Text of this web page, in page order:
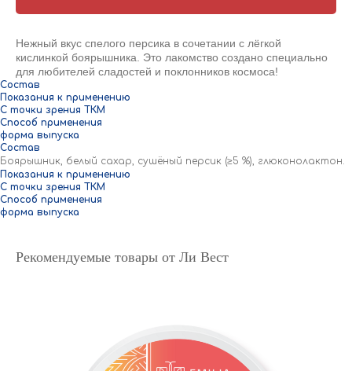
Нежный вкус спелого персика в сочетании с лёгкой
кислинкой боярышника. Это лакомство создано специально
для любителей сладостей и поклонников космоса!
Состав
Показания к применению
С точки зрения ТКМ
Способ применения
форма выпуска
Состав
Боярышник, белый сахар, сушёный персик (≥5 %), глюконолактон.
Показания к применению
С точки зрения ТКМ
Способ применения
форма выпуска
Рекомендуемые товары от Ли Вест